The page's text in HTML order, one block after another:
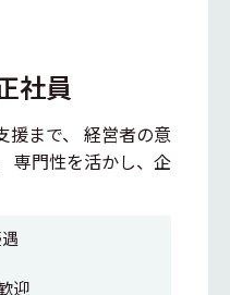
社員
援まで、 経営者の意
専門性を活かし、企
迎